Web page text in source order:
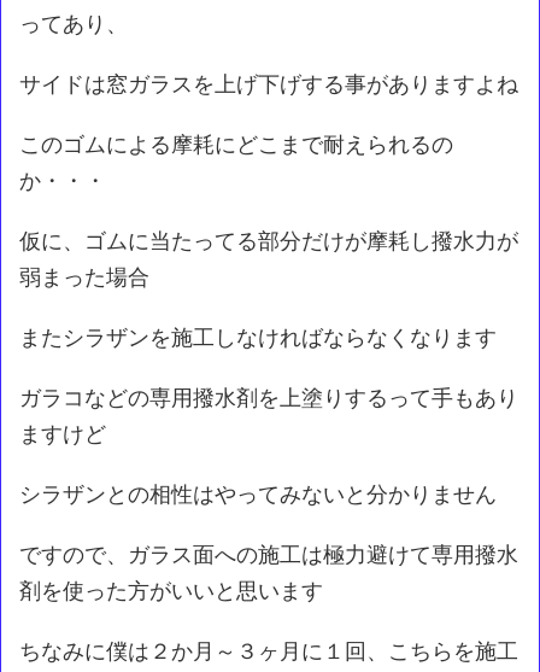
ってあり、
サイドは窓ガラスを上げ下げする事がありますよね
このゴムによる摩耗にどこまで耐えられるの
か・・・
仮に、ゴムに当たってる部分だけが摩耗し撥水力が
弱まった場合
またシラザンを施工しなければならなくなります
ガラコなどの専用撥水剤を上塗りするって手もあり
ますけど
シラザンとの相性はやってみないと分かりません
ですので、ガラス面への施工は極力避けて専用撥水
剤を使った方がいいと思います
ちなみに僕は２か月～３ヶ月に１回、こちらを施工